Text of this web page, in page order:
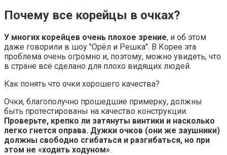
Почему все корейцы в очках?
У многих корейцев очень плохое зрение, и об этом
даже говорили в шоу "Орёл и Решка". В Корее эта
проблема очень огромно и, поэтому, можно увидеть, что
в стране всё сделано для плохо видящих людей.
Как понять что очки хорошего качества?
Очки, благополучно прошедшие примерку, должны
быть протестированы на качество конструкции.
Проверьте, крепко ли затянуты винтики и насколько
легко гнется оправа. Дужки очков (они же заушники)
должны свободно сгибаться и разгибаться, но при
этом не «ходить ходуном».